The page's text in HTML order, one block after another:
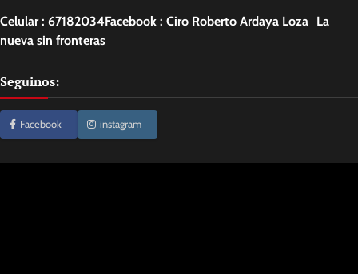
Celular : 67182034Facebook : Ciro Roberto Ardaya Loza La
nueva sin fronteras
Seguinos:
Facebook instagram